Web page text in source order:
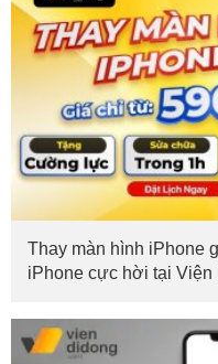
Thay màn hình iPhone
iPhone cực hời tại Viện